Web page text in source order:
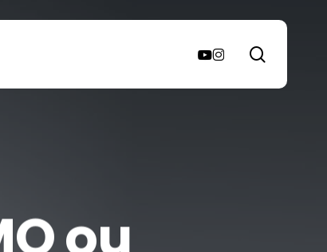
youtube
instagram